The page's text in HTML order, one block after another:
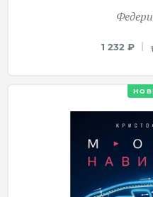
1 232 ₽